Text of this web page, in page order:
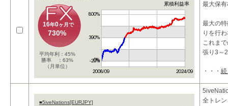
累積利益率
16年0ヶ月で
730%
平均年利：45%
勝率 ：63%
（月単位）
最大保
最大の
りを行
これま
張り3～
・・・
■5iveNations[EURJPY]
全トレ